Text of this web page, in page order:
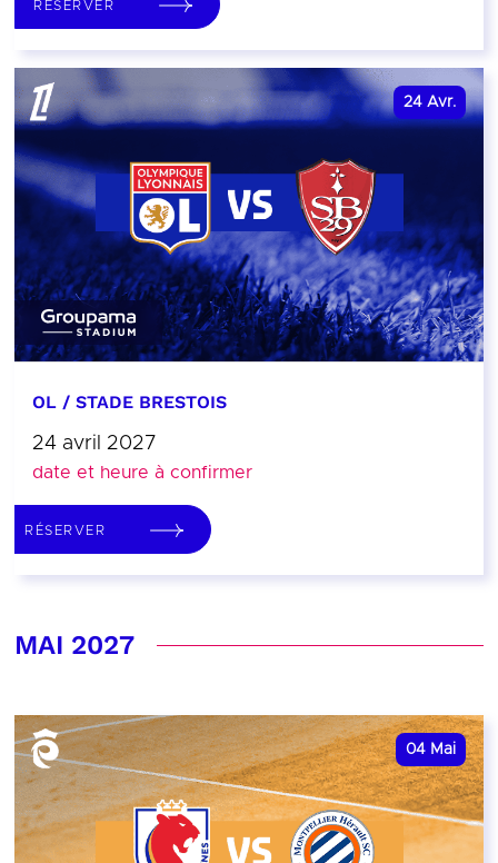
RÉSERVER
24 Avr.
OL / STADE BRESTOIS
24 avril 2027
date et heure à confirmer
RÉSERVER
MAI 2027
04 Mai